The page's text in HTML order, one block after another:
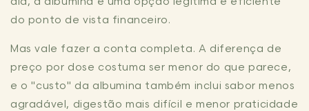
do ponto de vista financeiro.
Mas vale fazer a conta completa. A diferença de
preço por dose costuma ser menor do que parece,
e o "custo" da albumina também inclui sabor menos
agradável, digestão mais difícil e menor praticidade